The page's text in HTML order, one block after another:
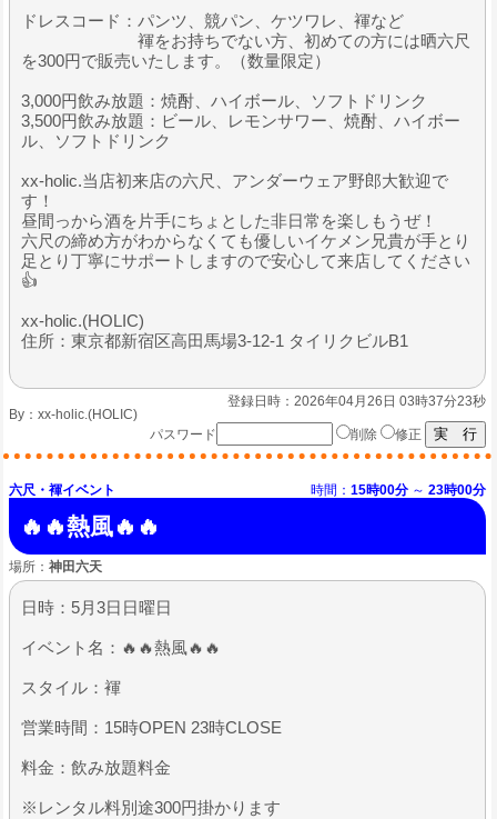
ドレスコード：パンツ、競パン、ケツワレ、褌など
褌をお持ちでない方、初めての方には晒六尺
を300円で販売いたします。（数量限定）
3,000円飲み放題：焼酎、ハイボール、ソフトドリンク
3,500円飲み放題：ビール、レモンサワー、焼酎、ハイボー
ル、ソフトドリンク
xx-holic.当店初来店の六尺、アンダーウェア野郎大歓迎で
す！
昼間っから酒を片手にちょとした非日常を楽しもうぜ！
六尺の締め方がわからなくても優しいイケメン兄貴が手とり
足とり丁寧にサポートしますので安心して来店してください
👍
xx-holic.(HOLIC)
住所：東京都新宿区高田馬場3-12-1 タイリクビルB1
登録日時：2026年04月26日 03時37分23秒
By： xx-holic.(HOLIC)
パスワード
削除 修正
六尺・褌イベント 時間： 15時00分 ～ 23時00分
🔥🔥熱風🔥🔥
場所： 神田六天
日時：5月3日日曜日
イベント名：🔥🔥熱風🔥🔥
スタイル：褌
営業時間：15時OPEN 23時CLOSE
料金：飲み放題料金
※レンタル料別途300円掛かります